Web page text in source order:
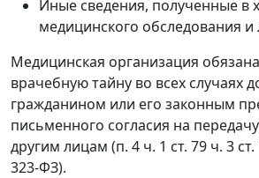
Иные сведения, полученные в
медицинского обследования и
Медицинская организация
врачебную тайну во всех случаях
гражданином или его законным
письменного согласия на
другим лицам (п. 4 ч. 1 ст. 79 ч. 3
323-ФЗ).